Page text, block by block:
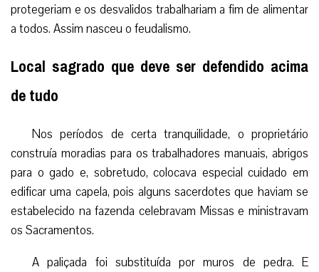
protegeriam e os desvalidos trabalhariam a fim de alimentar
a todos. Assim nasceu o feudalismo.
Local sagrado que deve ser defendido acima
de tudo
Nos períodos de certa tranquilidade, o proprietário
construía moradias para os trabalhadores manuais, abrigos
para o gado e, sobretudo, colocava especial cuidado em
edificar uma capela, pois alguns sacerdotes que haviam se
estabelecido na fazenda celebravam Missas e ministravam
os Sacramentos.
A paliçada foi substituída por muros de pedra. E